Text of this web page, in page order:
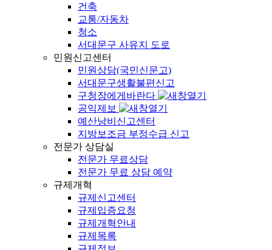
건축
교통/자동차
청소
서대문구 사유지 도로
민원신고센터
민원상담(국민신문고)
서대문구생활불편신고
구청장에게바란다
공익제보
예산낭비신고센터
지방보조금 부정수급 신고
전문가 상담실
전문가 무료상담
전문가 무료 상담 예약
규제개혁
규제신고센터
규제입증요청
규제개혁안내
규제목록